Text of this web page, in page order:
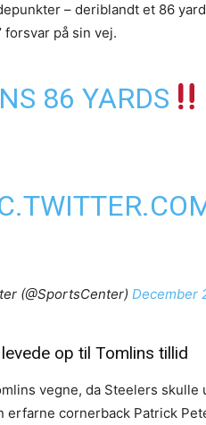
– deriblandt et 86
forsvar på sin vej.
86 YARDS
(@SportsCenter) December
op til Tomlins tillid
vegne, da Steelers
erfarne cornerback Patrick